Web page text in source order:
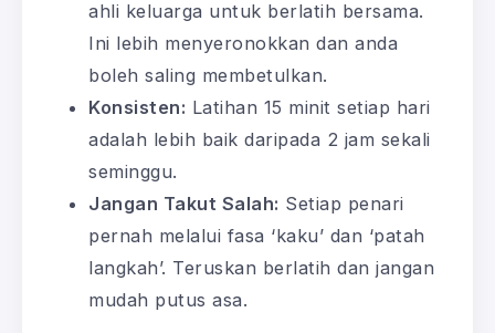
ahli keluarga untuk berlatih bersama.
Ini lebih menyeronokkan dan anda
boleh saling membetulkan.
Konsisten: Latihan 15 minit setiap hari
adalah lebih baik daripada 2 jam sekali
seminggu.
Jangan Takut Salah: Setiap penari
pernah melalui fasa ‘kaku’ dan ‘patah
langkah’. Teruskan berlatih dan jangan
mudah putus asa.